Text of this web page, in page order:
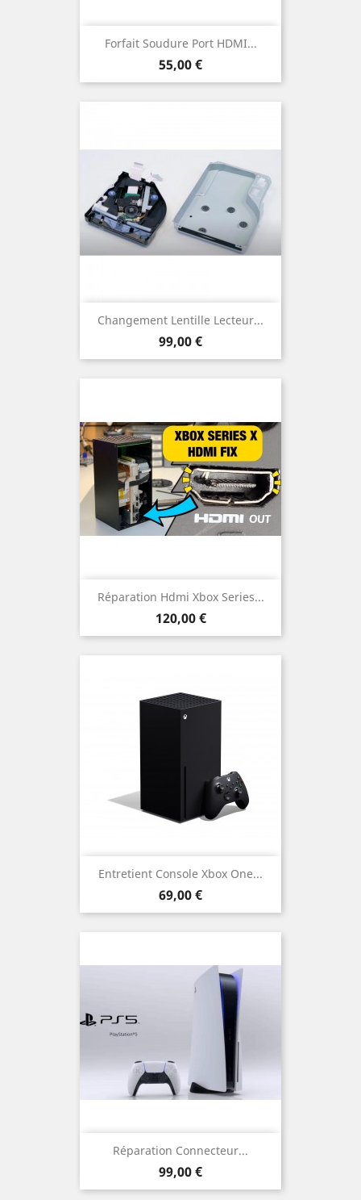
Forfait Soudure Port HDMI...
Prix
55,00 €
Changement Lentille Lecteur...
Prix
99,00 €
Réparation Hdmi Xbox Series...
Prix
120,00 €
Entretient Console Xbox One...
Prix
69,00 €
Réparation Connecteur...
Prix
99,00 €